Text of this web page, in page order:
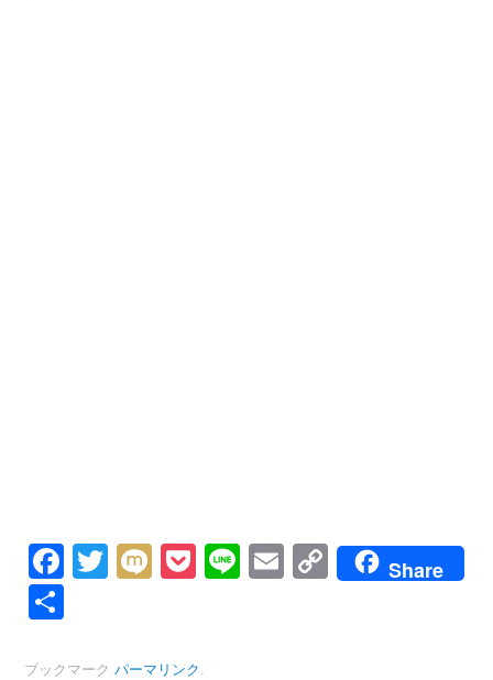
Facebook
Twitter
MixiPocket
LineEmailCopyShare
ブックマーク パーマリンク .